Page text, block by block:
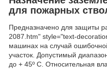
для пожарных
Предназначено для защиты
2087.htm" style="text-
машинах на случай
участок. Допустимый
до + 45º C. Относительная